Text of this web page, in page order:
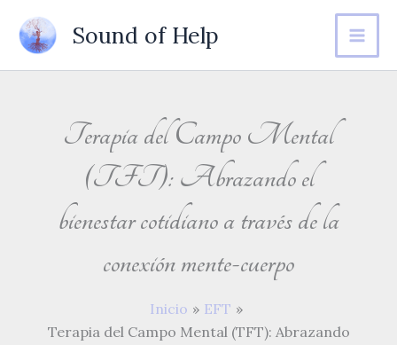
contenido
Sound of Help
Terapia del Campo Mental
(TFT): Abrazando el
bienestar cotidiano a través de la
conexión mente-cuerpo
Inicio
EFT
Terapia del Campo Mental (TFT): Abrazando